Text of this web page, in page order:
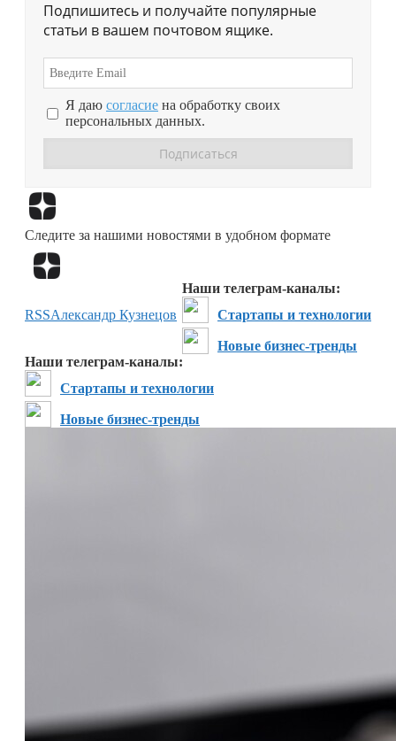
Подпишитесь и получайте популярные
статьи в вашем почтовом ящике.
Я даю согласие на обработку своих
персональных данных.
Следите за нашими новостями в удобном формате
Наши телеграм-каналы:
Стартапы и технологии
Новые бизнес-тренды
Наши телеграм-каналы:
Стартапы и технологии
Новые бизнес-тренды
RSSАлександр Кузнецов